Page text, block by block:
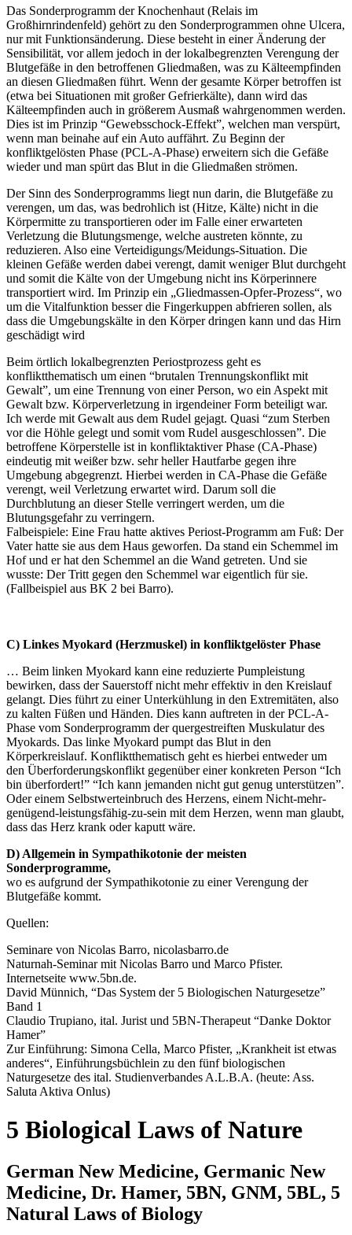
Das Sonderprogramm der Knochenhaut (Relais im
Großhirnrindenfeld) gehört zu den Sonderprogrammen ohne Ulcera,
nur mit Funktionsänderung. Diese besteht in einer Änderung der
Sensibilität, vor allem jedoch in der lokalbegrenzten Verengung der
Blutgefäße in den betroffenen Gliedmaßen, was zu Kälteempfinden
an diesen Gliedmaßen führt. Wenn der gesamte Körper betroffen ist
(etwa bei Situationen mit großer Gefrierkälte), dann wird das
Kälteempfinden auch in größerem Ausmaß wahrgenommen werden.
Dies ist im Prinzip “Gewebsschock-Effekt”, welchen man verspürt,
wenn man beinahe auf ein Auto auffährt. Zu Beginn der
konfliktgelösten Phase (PCL-A-Phase) erweitern sich die Gefäße
wieder und man spürt das Blut in die Gliedmaßen strömen.
Der Sinn des Sonderprogramms liegt nun darin, die Blutgefäße zu
verengen, um das, was bedrohlich ist (Hitze, Kälte) nicht in die
Körpermitte zu transportieren oder im Falle einer erwarteten
Verletzung die Blutungsmenge, welche austreten könnte, zu
reduzieren. Also eine Verteidigungs/Meidungs-Situation. Die
kleinen Gefäße werden dabei verengt, damit weniger Blut durchgeht
und somit die Kälte von der Umgebung nicht ins Körperinnere
transportiert wird. Im Prinzip ein „Gliedmassen-Opfer-Prozess“, wo
um die Vitalfunktion besser die Fingerkuppen abfrieren sollen, als
dass die Umgebungskälte in den Körper dringen kann und das Hirn
geschädigt wird
Beim örtlich lokalbegrenzten Periostprozess geht es
konfliktthematisch um einen “brutalen Trennungskonflikt mit
Gewalt”, um eine Trennung von einer Person, wo ein Aspekt mit
Gewalt bzw. Körperverletzung in irgendeiner Form beteiligt war.
Ich werde mit Gewalt aus dem Rudel gejagt. Quasi “zum Sterben
vor die Höhle gelegt und somit vom Rudel ausgeschlossen”. Die
betroffene Körperstelle ist in konfliktaktiver Phase (CA-Phase)
eindeutig mit weißer bzw. sehr heller Hautfarbe gegen ihre
Umgebung abgegrenzt. Hierbei werden in CA-Phase die Gefäße
verengt, weil Verletzung erwartet wird. Darum soll die
Durchblutung an dieser Stelle verringert werden, um die
Blutungsgefahr zu verringern.
Falbeispiele: Eine Frau hatte aktives Periost-Programm am Fuß: Der
Vater hatte sie aus dem Haus geworfen. Da stand ein Schemmel im
Hof und er hat den Schemmel an die Wand getreten. Und sie
wusste: Der Tritt gegen den Schemmel war eigentlich für sie.
(Fallbeispiel aus BK 2 bei Barro).
C) Linkes Myokard (Herzmuskel) in konfliktgelöster Phase
… Beim linken Myokard kann eine reduzierte Pumpleistung
bewirken, dass der Sauerstoff nicht mehr effektiv in den Kreislauf
gelangt. Dies führt zu einer Unterkühlung in den Extremitäten, also
zu kalten Füßen und Händen. Dies kann auftreten in der PCL-A-
Phase vom Sonderprogramm der quergestreiften Muskulatur des
Myokards. Das linke Myokard pumpt das Blut in den
Körperkreislauf. Konfliktthematisch geht es hierbei entweder um
den Überforderungskonflikt gegenüber einer konkreten Person “Ich
bin überfordert!” “Ich kann jemanden nicht gut genug unterstützen”.
Oder einem Selbstwerteinbruch des Herzens, einem Nicht-mehr-
genügend-leistungsfähig-zu-sein mit dem Herzen, wenn man glaubt,
dass das Herz krank oder kaputt wäre.
D) Allgemein in Sympathikotonie der meisten
Sonderprogramme,
wo es aufgrund der Sympathikotonie zu einer Verengung der
Blutgefäße kommt.
Quellen:
Seminare von Nicolas Barro, nicolasbarro.de
Naturnah-Seminar mit Nicolas Barro und Marco Pfister.
Internetseite www.5bn.de.
David Münnich, “Das System der 5 Biologischen Naturgesetze”
Band 1
Claudio Trupiano, ital. Jurist und 5BN-Therapeut “Danke Doktor
Hamer”
Zur Einführung: Simona Cella, Marco Pfister, „Krankheit ist etwas
anderes“, Einführungsbüchlein zu den fünf biologischen
Naturgesetze des ital. Studienverbandes A.L.B.A. (heute: Ass.
Saluta Aktiva Onlus)
5 Biological Laws of Nature
German New Medicine, Germanic New
Medicine, Dr. Hamer, 5BN, GNM, 5BL, 5
Natural Laws of Biology